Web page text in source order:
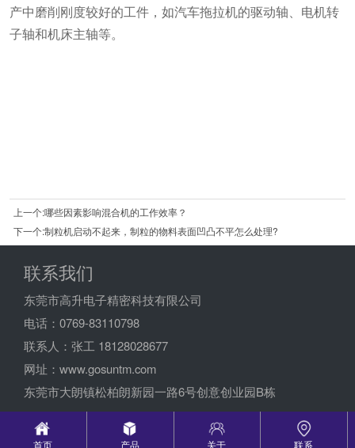
产中磨削刚度较好的工件，如汽车拖拉机的驱动轴、电机转
子轴和机床主轴等。
上一个:哪些因素影响混合机的工作效率？
下一个:制粒机启动不起来，制粒的物料表面凹凸不平怎么处理?
联系我们
东莞市高升电子精密科技有限公司
电话：0769-83110798
联系人：张工 18128028677
网址：www.gosuntm.com
东莞市大朗镇松柏朗新园一路6号创意创业园B栋
首页 产品 关于 联系